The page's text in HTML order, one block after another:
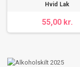
Hvid Lak
55,00 kr.